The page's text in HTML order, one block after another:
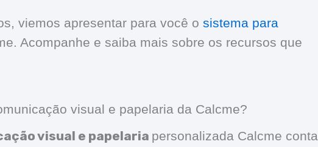
viemos apresentar para você o sistema para
Acompanhe e saiba mais sobre os recursos que
visual e papelaria da Calcme?
visual e papelaria personalizada Calcme conta